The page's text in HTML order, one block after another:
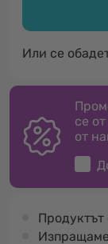
Или се
се
от
Продуктът
Изпращаме